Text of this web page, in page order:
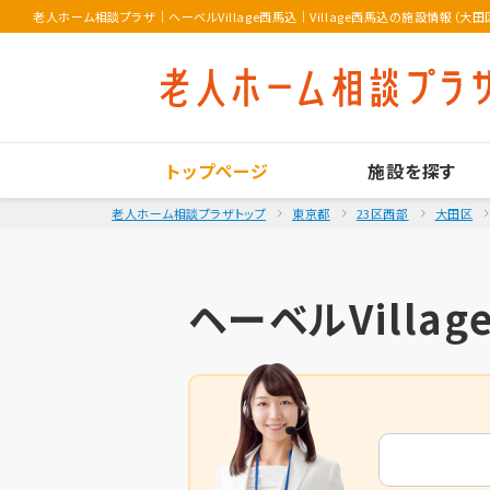
老人ホーム相談プラザ ｜ ヘーベルVillage西馬込｜Village西馬込の施設情報（大田
トップページ 施設を探す
老人ホーム相談プラザトップ 東京都 23区西部 大田区
ヘーベル